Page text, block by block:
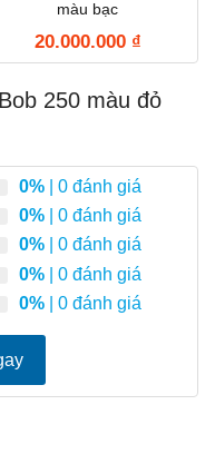
màu bạc
20.000.000 ₫
250 màu đỏ
0% | 0 đánh giá
0% | 0 đánh giá
0% | 0 đánh giá
0% | 0 đánh giá
0% | 0 đánh giá